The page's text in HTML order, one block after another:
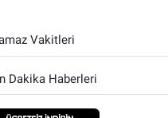
Vakitleri
Dakika Haberleri